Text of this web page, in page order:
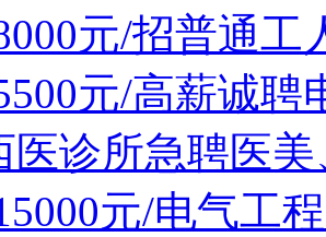
元/招普通
元/高薪诚
医诊所急聘医
元/电气工